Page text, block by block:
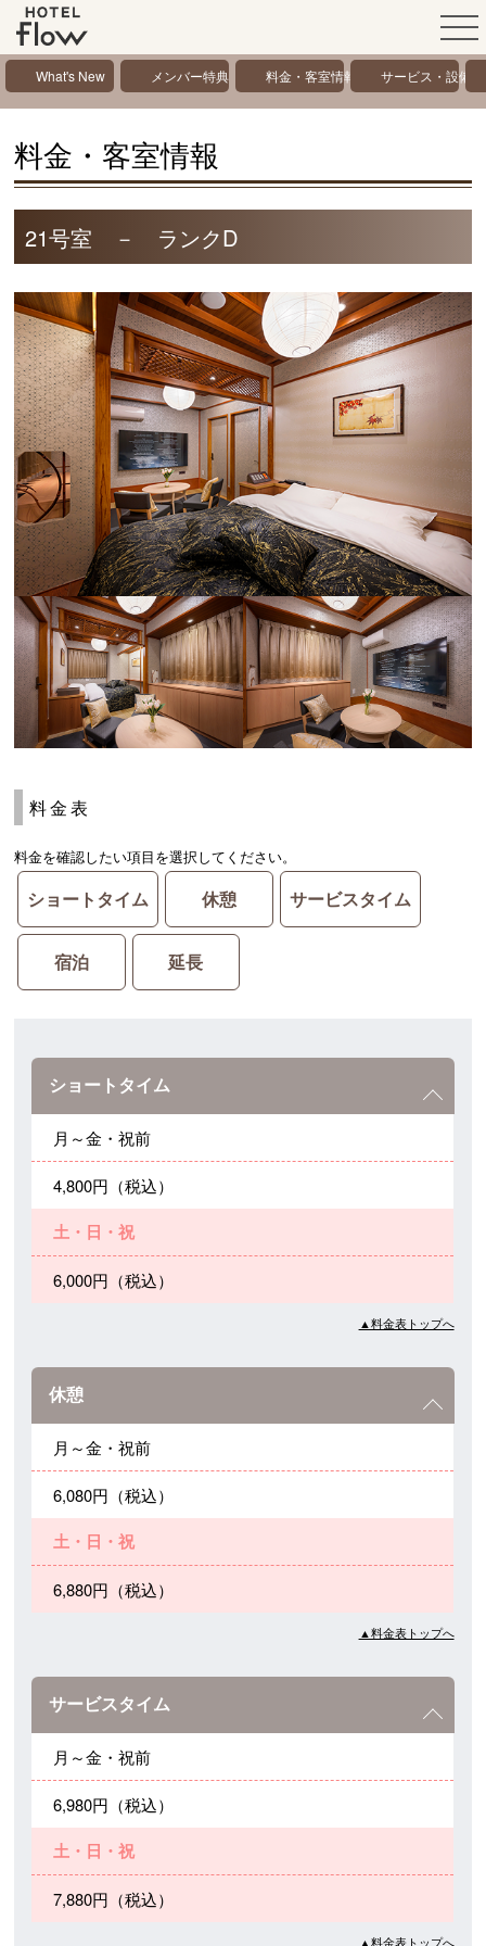
What's New メンバー特典 料金・客室情報 サービス・設備
料金・客室情報
21号室 － ランクD
料金表
料金を確認したい項目を選択してください。
ショートタイム 休憩 サービスタイム
宿泊 延長
ショートタイム
月～金・祝前
4,800円（税込）
土・日・祝
6,000円（税込）
▲料金表トップへ
休憩
月～金・祝前
6,080円（税込）
土・日・祝
6,880円（税込）
▲料金表トップへ
サービスタイム
月～金・祝前
6,980円（税込）
土・日・祝
7,880円（税込）
▲料金表トップへ